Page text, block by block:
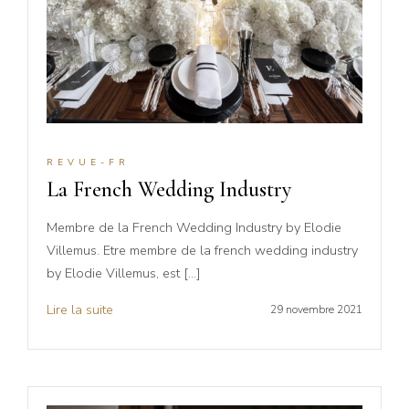
REVUE-FR
La French Wedding Industry
Membre de la French Wedding Industry by Elodie
Villemus. Etre membre de la french wedding industry
by Elodie Villemus, est […]
Lire la suite
29 novembre 2021